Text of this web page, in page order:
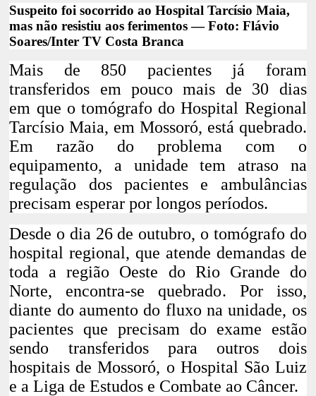
Suspeito foi socorrido ao Hospital Tarcísio Maia,
mas não resistiu aos ferimentos — Foto: Flávio
Soares/Inter TV Costa Branca
Mais de 850 pacientes já foram
transferidos em pouco mais de 30 dias
em que o tomógrafo do Hospital Regional
Tarcísio Maia, em Mossoró, está quebrado.
Em razão do problema com o
equipamento, a unidade tem atraso na
regulação dos pacientes e ambulâncias
precisam esperar por longos períodos.
Desde o dia 26 de outubro, o tomógrafo do
hospital regional, que atende demandas de
toda a região Oeste do Rio Grande do
Norte, encontra-se quebrado. Por isso,
diante do aumento do fluxo na unidade, os
pacientes que precisam do exame estão
sendo transferidos para outros dois
hospitais deMossoró, o Hospital São Luiz
e a Liga de Estudos e Combate ao Câncer.